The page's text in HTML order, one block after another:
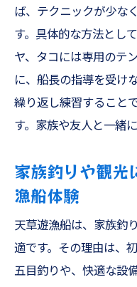
遊漁船美羽で
観光気分で楽しむ
オキアミ五目
ッシング
熊本釣船で味
天草遊漁船で
遊漁船美羽お
遊漁船美羽で叶
ば、テクニックが少な
す。具体的な方法とし
ヤ、タコには専用のテ
に、船長の指導を受け
繰り返し練習すること
す。家族や友人と一緒
家族釣りや観光
漁船体験
天草遊漁船は、家族釣
適です。その理由は、
五目釣りや、快適な設